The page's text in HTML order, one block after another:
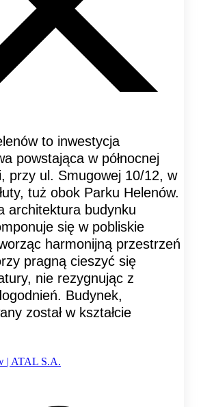
to inwestycja
powstająca w północnej
przy ul. Smugowej 10/12, w
tuż obok Parku Helenów.
architektura budynku
się w pobliskie
harmonijną przestrzeń
pragną cieszyć się
nie rezygnując z
Budynek,
został w kształcie
| ATAL S.A.